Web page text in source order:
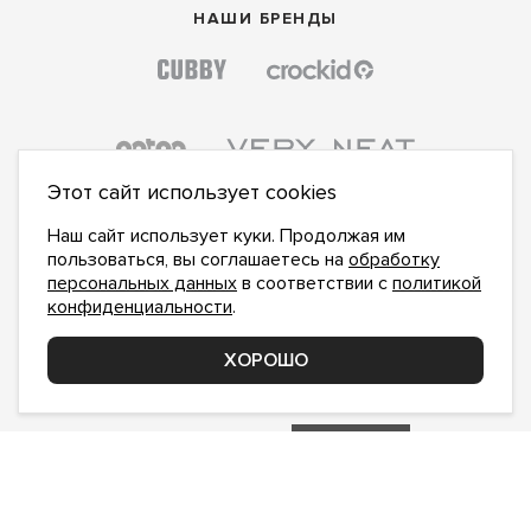
НАШИ БРЕНДЫ
ПОДПИСАТЬСЯ НА НОВОСТИ:
сполитикой конфиденциальностиознакомлен и
Этот сайт использует cookies
Наш сайт использует куки. Продолжая им
пользоваться, вы соглашаетесь на обработку
персональных данных в соответствии с политикой
конфиденциальности.
ХОРОШО